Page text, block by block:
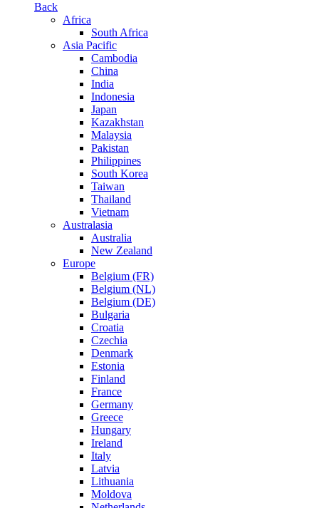
Back
Africa
South Africa
Asia Pacific
Cambodia
China
India
Indonesia
Japan
Kazakhstan
Malaysia
Pakistan
Philippines
South Korea
Taiwan
Thailand
Vietnam
Australasia
Australia
New Zealand
Europe
Belgium (FR)
Belgium (NL)
Belgium (DE)
Bulgaria
Croatia
Czechia
Denmark
Estonia
Finland
France
Germany
Greece
Hungary
Ireland
Italy
Latvia
Lithuania
Moldova